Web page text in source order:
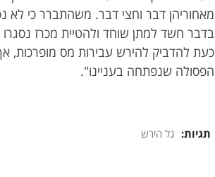
מאחוריהן דבר וחצי דבר. משהתברר כי לא
בדבר חשד למתן שוחד ולהטיית מכרז
כעת להדביק להירש עבירות מס מופרכות,
הפסולה שנפתחה בעניינו".
תגיות: גל הירש